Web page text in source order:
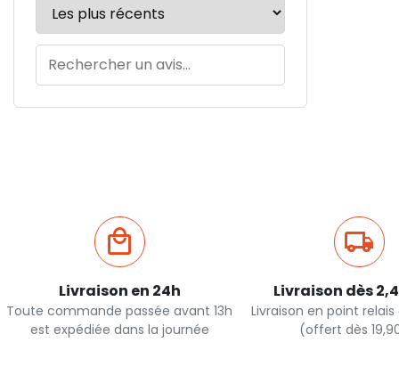
Livraison en 24h
Toute commande passée avant 13h
est expédiée dans la journée
Livraison dès
Livraison en point
(offert dès